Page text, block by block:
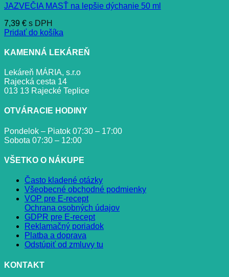
JAZVEČIA MASŤ na lepšie dýchanie 50 ml
7,39 € s DPH
Pridať do košíka
KAMENNÁ LEKÁREŇ
Lekáreň MÁRIA, s.r.o
Rajecká cesta 14
013 13 Rajecké Teplice
OTVÁRACIE HODINY
Pondelok – Piatok 07:30 – 17:00
Sobota 07:30 – 12:00
VŠETKO O NÁKUPE
Často kladené otázky
Všeobecné obchodné podmienky
VOP pre E-recept
Ochrana osobných údajov
GDPR pre E-recept
Reklamačný poriadok
Platba a doprava
Odstúpiť od zmluvy tu
KONTAKT